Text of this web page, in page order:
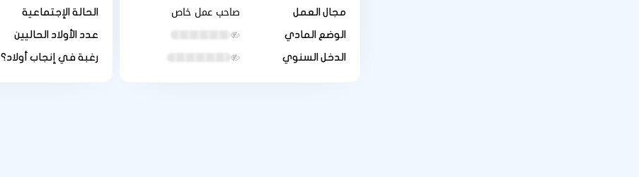
مجال العمل صاحب عمل خاص
الوضع المادي
الدخل السنوي
الحالة الإجتماعية
عدد الأولاد الحاليين
رغبة في إنجاب أولاد؟